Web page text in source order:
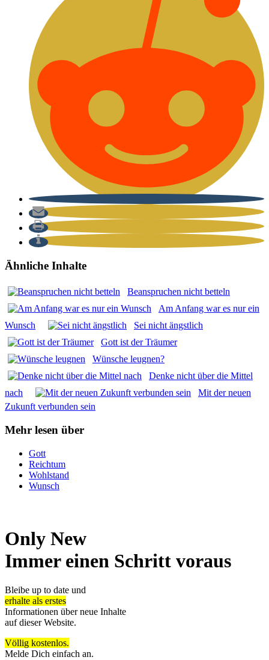
Ähnliche Inhalte
Bean­spru­chen nicht bet­teln
Am Anfang war es nur ein
Wunsch
Sei nicht ängst­lich
Gott ist der Träu­mer
Wün­sche leug­nen?
Den­ke nicht über die Mit­tel
nach
Mit der neu­en
Zukunft ver­bun­den sein
Mehr lesen über
Gott
Reichtum
Wohlstand
Wunsch
Only New
Immer einen Schritt voraus
Bleibe up to date und
erhalte als erstes
Informationen über neue Inhalte
auf dieser Website.
Völlig kostenlos.
Melde Dich einfach an.